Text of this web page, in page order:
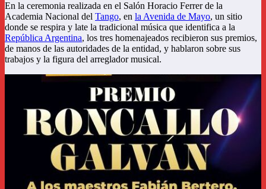
En la ceremonia realizada en el Salón Horacio Ferrer de la
Academia Nacional del Tango, en la Avenida de Mayo, un sitio
donde se respira y late la tradicional música que identifica a la
República Argentina, los tres homenajeados recibieron sus premios,
de manos de las autoridades de la entidad, y hablaron sobre sus
trabajos y la figura del arreglador musical.